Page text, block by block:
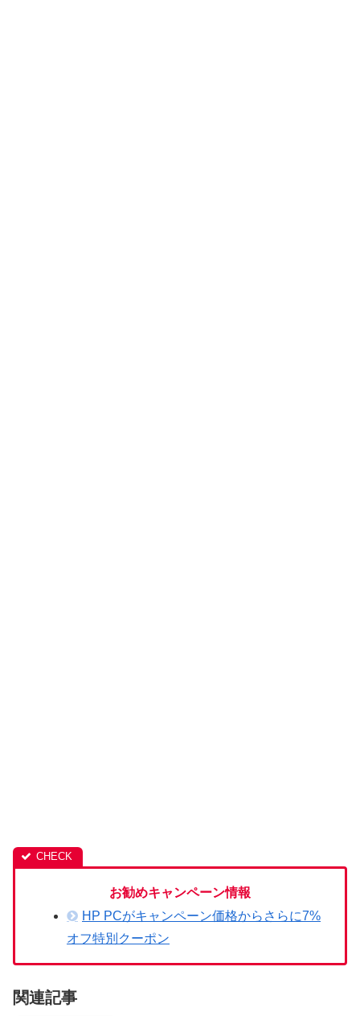
お勧めキャンペーン情報
HP PCがキャンペーン価格からさらに7%
オフ特別クーポン
関連記事